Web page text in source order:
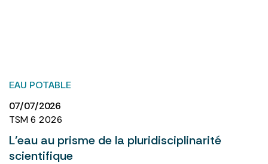
EAU POTABLE
07/07/2026
TSM 6 2026
L’eau au prisme de la pluridisciplinarité
scientifique